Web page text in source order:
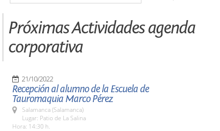
Próximas Actividades agenda
corporativa
21/10/2022
Recepción al alumno de la Escuela de
Tauromaquia Marco Pérez
Salamanca (Salamanca)
Lugar: Patio de La Salina
Hora: 14:30 h.